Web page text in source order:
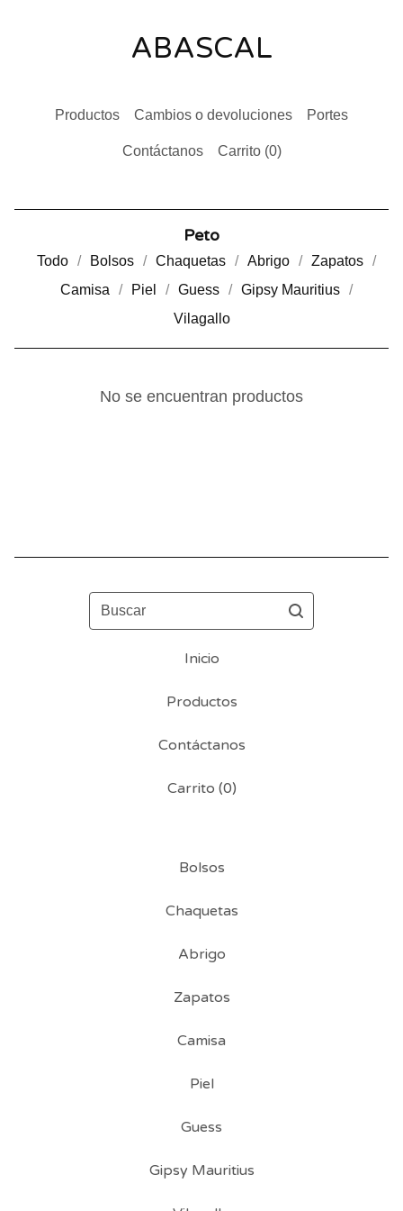
ABASCAL
Productos Cambios o devoluciones Portes
Contáctanos Carrito (0)
Peto
Todo Bolsos Chaquetas Abrigo
Zapatos
Camisa
Piel Guess
Gipsy Mauritius
Vilagallo
No se encuentran productos
Buscar
Inicio
Productos
Contáctanos
Carrito (0)
Bolsos
Chaquetas
Abrigo
Zapatos
Camisa
Piel
Guess
Gipsy Mauritius